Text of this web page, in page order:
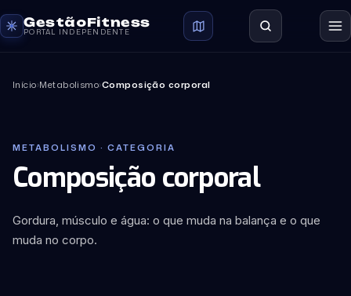
GestãoFitness
PORTAL INDEPENDENTE
Início›Metabolismo›Composição corporal
METABOLISMO · CATEGORIA
Composição corporal
Gordura, músculo e água: o que muda na balança e o que
muda no corpo.